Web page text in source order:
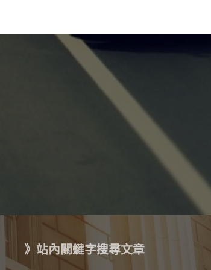
》站內關鍵字搜尋文章